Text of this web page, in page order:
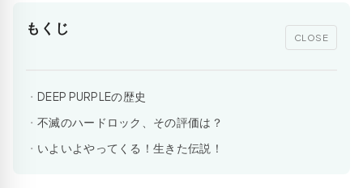
もくじ
CLOSE
DEEP PURPLEの歴史
不滅のハードロック、その評価は？
いよいよやってくる！生きた伝説！